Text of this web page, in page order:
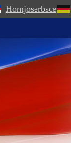
Hornjoserbsce